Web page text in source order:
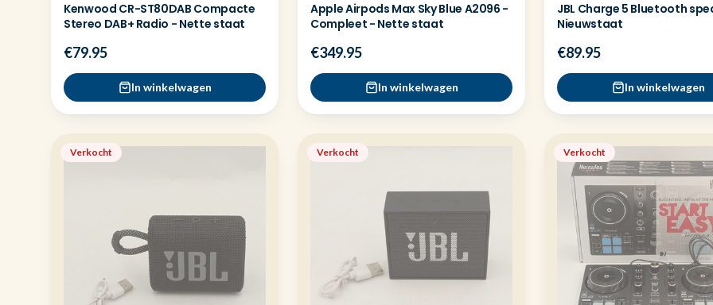
Kenwood CR-ST80DAB Compacte
Stereo DAB+ Radio - Nette staat
€79.95
In winkelwagen
Apple Airpods Max Sky Blue A2096 -
Compleet - Nette staat
€349.95
In winkelwagen
JBL Charge 5 Bluetooth
Nieuwstaat
€89.95
In winkelwagen
Verkocht Verkocht Verkocht